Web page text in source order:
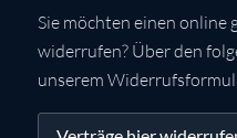
Sie möchten einen online
widerrufen? Über den
unserem